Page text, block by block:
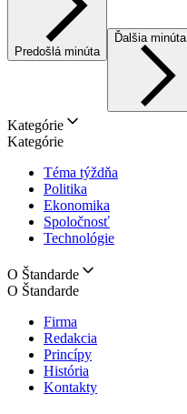
Predošlá minúta
Ďalšia minúta
Kategórie
Kategórie
Téma týždňa
Politika
Ekonomika
Spoločnosť
Technológie
O Štandarde
O Štandarde
Firma
Redakcia
Princípy
História
Kontakty